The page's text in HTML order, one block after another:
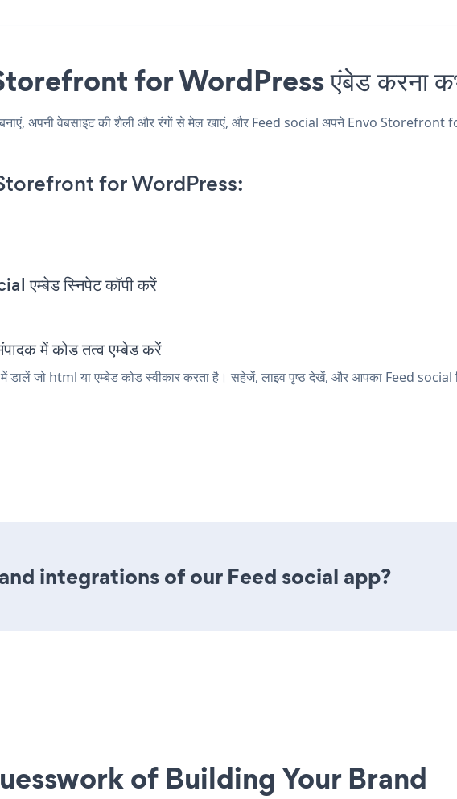
for WordPress एंबेड करना
अपनी वेबसाइट की शैली और रंगों से मेल खाएं, और Feed social अपने Envo Storefront
for WordPress:
स्निपेट कॉपी करें
में कोड तत्व एम्बेड करें
जो html या एम्बेड कोड स्वीकार करता है। सहेजें, लाइव पृष्ठ देखें, और आपका Feed social
integrations of our Feed social app?
of Building Your Brand